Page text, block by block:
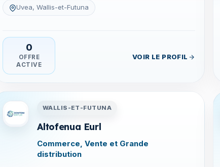
Uvea, Wallis-et-Futuna
0
OFFRE
ACTIVE
VOIR LE PROFIL
WALLIS-ET-FUTUNA
Altofenua Eurl
Commerce, Vente et Grande
distribution
Entreprises en Wallis-et-Futuna